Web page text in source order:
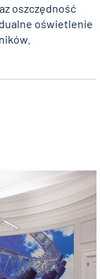
oszczędność
oświetlenie